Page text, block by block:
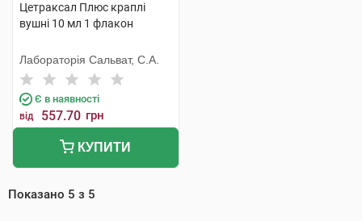
Цетраксал Плюс краплі
вушні 10 мл 1 флакон
Лабораторія Сальват, С.А.
Є в наявності
від 557.70 грн
КУПИТИ
Показано 5 з 5